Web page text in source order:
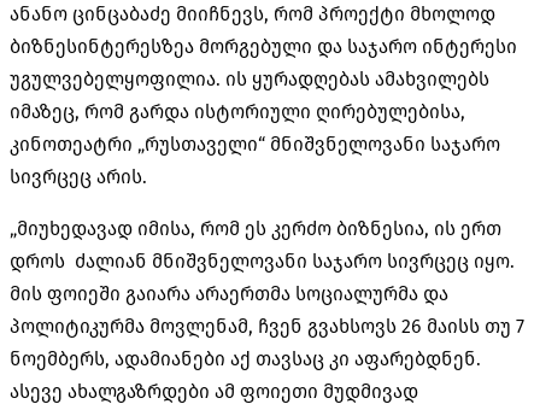
ანანო ცინცაბაძე მიიჩნევს, რომ პროექტი მხოლოდ
ბიზნესინტერესზეა მორგებული და საჯარო ინტერესი
უგულვებელყოფილია. ის ყურადღებას ამახვილებს
იმაზეც, რომ გარდა ისტორიული ღირებულებისა,
კინოთეატრი „რუსთაველი“ მნიშვნელოვანი საჯარო
სივრცეც არის.
„მიუხედავად იმისა, რომ ეს კერძო ბიზნესია, ის ერთ
დროს ძალიან მნიშვნელოვანი საჯარო სივრცეც იყო.
მის ფოიეში გაიარა არაერთმა სოციალურმა და
პოლიტიკურმა მოვლენამ, ჩვენ გვახსოვს 26 მაისს თუ 7
ნოემბერს, ადამიანები აქ თავსაც კი აფარებდნენ.
ასევე ახალგაზრდები ამ ფოიეთი მუდმივად